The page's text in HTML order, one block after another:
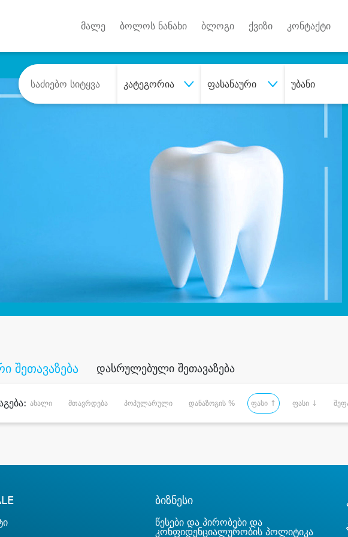
მალე ბოლოს ნანახი ბლოგი ქვიზი კონტაქტი
კატეგორია ფასანაური უბანი
სასურველი მომსახურება
შეთავაზება დასრულებული შეთავაზება
ახალი მთავრდება პოპულარული დანაზოგის % ფასი ↑ ფასი ↓
ბიზნესი
წესები და პირობები და
კონფიდენციალურობის პოლიტიკა